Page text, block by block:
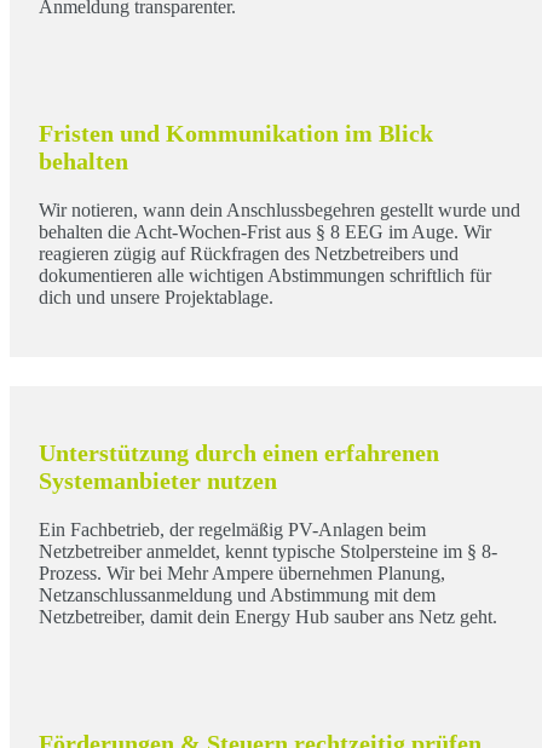
Anmeldung transparenter.
Fristen und Kommunikation im Blick
behalten
Wir notieren, wann dein Anschlussbegehren gestellt wurde und
behalten die Acht-Wochen-Frist aus § 8 EEG im Auge. Wir
reagieren zügig auf Rückfragen des Netzbetreibers und
dokumentieren alle wichtigen Abstimmungen schriftlich für
dich und unsere Projektablage.
Unterstützung durch einen erfahrenen
Systemanbieter nutzen
Ein Fachbetrieb, der regelmäßig PV-Anlagen beim
Netzbetreiber anmeldet, kennt typische Stolpersteine im § 8-
Prozess. Wir bei Mehr Ampere übernehmen Planung,
Netzanschlussanmeldung und Abstimmung mit dem
Netzbetreiber, damit dein Energy Hub sauber ans Netz geht.